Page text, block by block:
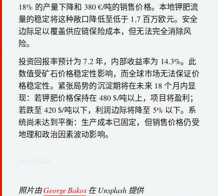
18% 的产量下降和 380 €/吨的销售价格。本地钾肥流
量的稳定将这种敞口降低至低于 1,7 百万欧元。安全
边际足以覆盖供应链保险成本，但无法完全消除风
险。
投资回报率预计为 7.2 年，内部收益率为 14.3%。此
数值受矿石价格稳定性影响，而全球市场无法保证价
格稳定性。紧张局势的沉淀期将在未来 18 个月内显
现：若钾肥价格保持在 480 $/吨以上，项目将盈利；
若跌至 420 $/吨以下，利润边际将降至 5% 以下。系
统尚未达到平衡：生产成本已固定，但销售价格仍受
地理和政治因素波动影响。
照片由George Bakos在 Unsplash 提供